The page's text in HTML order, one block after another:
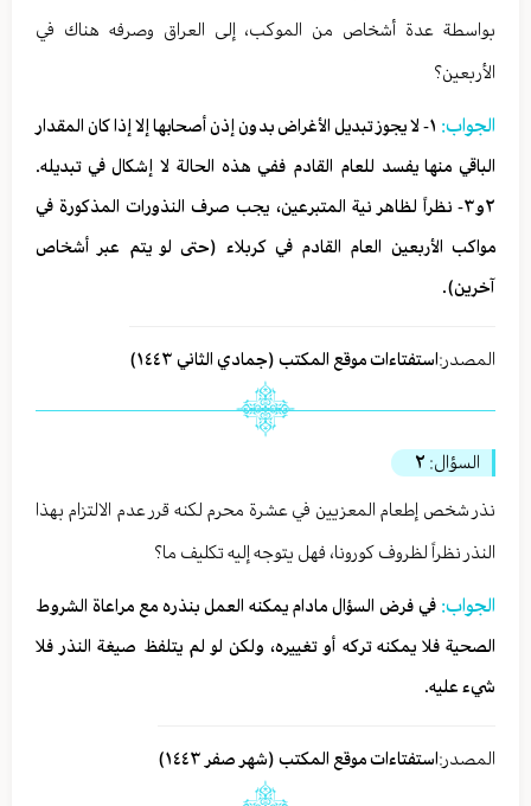
بواسطة عدة أشخاص من الموكب، إلى العراق وصرفه هناك في
الأربعين؟
الجواب: ١- لا يجوز تبديل الأغراض بدون إذن أصحابها إلا إذا كان المقدار
الباقي منها يفسد للعام القادم ففي هذه الحالة لا إشكال في تبديله.
٢و٣- نظراً لظاهر نية المتبرعين، يجب صرف النذورات المذكورة في
مواكب الأربعين العام القادم في كربلاء (حتى لو يتم عبر أشخاص
آخرين).
المصدر:استفتاءات موقع المكتب (جمادي الثاني ١٤٤٣)
السؤال: ۲
نذر شخص إطعام المعزيين في عشرة محرم لکنه قرر عدم الالتزام بهذا
النذر نظراً لظروف كورونا، فهل يتوجه إلیه تکلیف ما؟
الجواب: في فرض السؤال مادام يمكنه العمل بنذره مع مراعاة الشروط
الصحية فلا يمكنه تركه أو تغييره، ولكن لو لم يتلفظ صيغة النذر فلا
شيء عليه.
المصدر:استفتاءات موقع المكتب (شهر صفر ١٤٤٣)